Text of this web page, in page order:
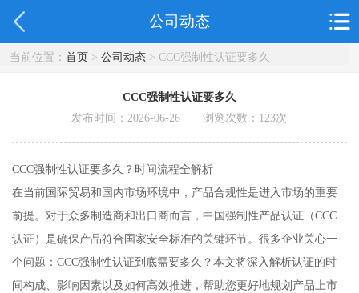
公司动态
当前位置： 首页> 公司动态> CCC强制性认证要多久
CCC强制性认证要多久
发布时间：2026-06-26 浏览次数： 123次
CCC强制性认证要多久？时间流程全解析
在当前国际贸易和国内市场环境中，产品合规性是进入市场的重要
前提。对于众多制造商和出口商而言，中国强制性产品认证（CCC
认证）是确保产品符合国家安全标准的关键环节。很多企业关心一
个问题：CCC强制性认证到底需要多久？本文将深入解析认证的时
间构成、影响因素以及如何高效推进，帮助您更好地规划产品上市